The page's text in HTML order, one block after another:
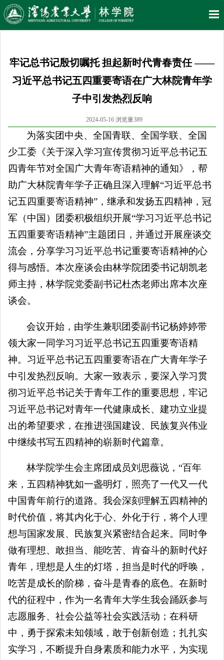
牢记总书记殷切嘱托 担起新时代青春责任 ——
习近平总书记五四重要寄语在广大林院青年学
子中引发热烈反响
2024-05-16 浏览量389
为落实团中央、全国青联、全国学联、全国
少工委《关于深入学习宣传贯彻习近平总书记五
四青年节对全国广大青年寄语精神的通知》，帮
助广大林院青年学子正确且深入理解“习近平总书
记五四重要寄语精神”，继承和发扬五四精神，冠
军（中国）团委积极组织开展“学习习近平总书记
五四重要寄语精神”主题团日，并通过开展座谈交
流会，分享学习习近平总书记重要寄语精神的心
得与感悟。本次座谈会由林学院团委书记胡凯老
师主持，林学院党委副书记杜杰老师出席本次座
谈会。
会议开始，由学生兼职团委副书记杨婷婷带
领大家一同学习习近平总书记五四重要寄语精
神。习近平总书记五四重要寄语在广大青年学子
中引发热烈反响。大家一致表示，要深入学习贯
彻习近平总书记关于青年工作的重要思想，牢记
习近平总书记对青年一代健康成长、建功立业提
出的希望要求，在推进强国建设、民族复兴伟业
中继续书写五四精神的崭新时代篇章。
林学院学生会主席团成员刘思薇说，“百年
来，五四精神犹如一盏明灯，照亮了一代又一代
中国青年前行的道路。我会深刻理解五四精神的
时代价值，将其内化于心、外化于行，将个人理
想与国家发展、民族复兴紧密结合起来。同时争
做有理想、敢担当、能吃苦、肯奋斗的新时代好
青年，理想是人生的灯塔，担当是时代的呼唤，
吃苦是成长的阶梯，奋斗是青春的底色。在新时
代的征程中，作为一名青年大学生我会踊跃参与
志愿服务、社会公益等社会实践活动；在科研
中，勇于探索未知领域，敢于创新创造；扎扎实
实学习，不断提升自身素质和能力水平，为实现